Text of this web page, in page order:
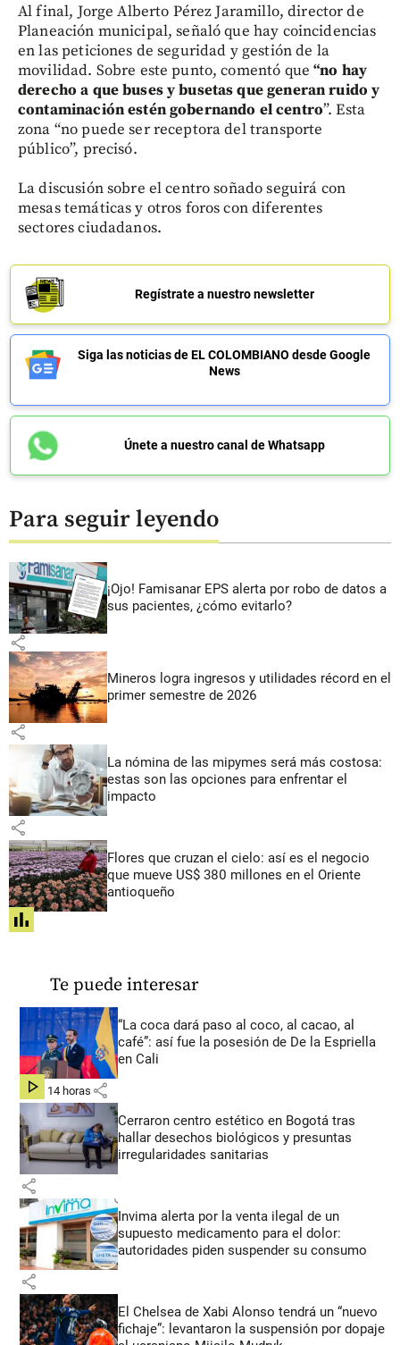
Al final, Jorge Alberto Pérez Jaramillo, director de
Planeación municipal, señaló que hay coincidencias
en las peticiones de seguridad y gestión de la
movilidad. Sobre este punto, comentó que“no hay
derecho a que buses y busetas que generan ruido y
contaminación estén gobernando el centro”. Esta
zona “no puede ser receptora del transporte
público”, precisó.
La discusión sobre el centro soñado seguirá con
mesas temáticas y otros foros con diferentes
sectores ciudadanos.
Regístrate a nuestro newsletter
Siga las noticias de EL COLOMBIANO desde Google
News
Únete a nuestro canal de Whatsapp
Para seguir leyendo
¡Ojo! Famisanar EPS alerta por robo de datos a
sus pacientes, ¿cómo evitarlo?
share
Mineros logra ingresos y utilidades récord en el
primer semestre de 2026
share
La nómina de las mipymes será más costosa:
estas son las opciones para enfrentar el
impacto
share
Flores que cruzan el cielo: así es el negocio
que mueve US$ 380 millones en el Oriente
antioqueño
share
Te puede interesar
“La coca dará paso al coco, al cacao, al
café”: así fue la posesión de De la Espriella
en Cali
hace 14 horas share
Cerraron centro estético en Bogotá tras
hallar desechos biológicos y presuntas
irregularidades sanitarias
share
Invima alerta por la venta ilegal de un
supuesto medicamento para el dolor:
autoridades piden suspender su consumo
share
El Chelsea de Xabi Alonso tendrá un “nuevo
fichaje”: levantaron la suspensión por dopaje